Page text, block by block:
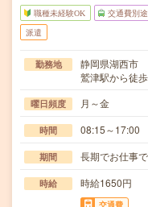
職種未経験OK 交通費別
派遣
勤務地
静岡県湖西市
鷲津駅から徒
曜日頻度 月～金
時間 08:15～17:00
期間 長期でお仕事
時給 時給1650円
交通費